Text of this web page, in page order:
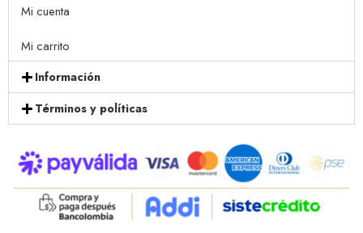
Mi cuenta
Mi carrito
Información
Términos y políticas